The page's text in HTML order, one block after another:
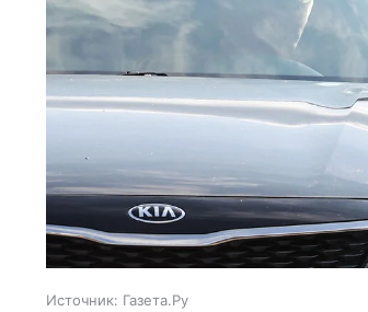
Источник: Газета.Ру